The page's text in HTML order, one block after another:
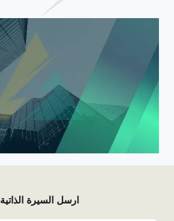
ارسل السيرة الذاتية